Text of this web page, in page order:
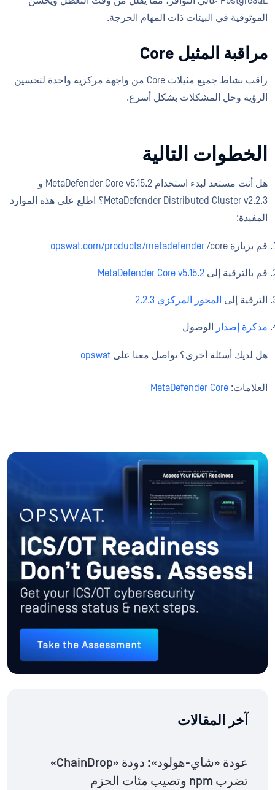
الموثوقية في البيئات ذات المهام الحرجة.
مراقبة المثيل Core
راقب نشاط جميع مثيلات Core من واجهة مركزية واحدة لتحسين
الرؤية وحل المشكلات بشكل أسرع.
الخطوات التالية
هل أنت مستعد لبدء استخدام MetaDefender Core v5.15.2 و
MetaDefender Distributed Cluster v2.2.3؟ اطلع على هذه الموارد
المفيدة:
قم بزيارة opswat.com/products/metadefender /core
قم بالترقية إلى MetaDefender Core v5.15.2
الترقية إلى المحور المركزي 2.2.3
مذكرة إصدار الوصول
هل لديك أسئلة أخرى؟ تواصل معنا على opswat
العلامات: MetaDefender Core
آخر المقالات
عودة «شاي-هولود»: دودة «ChainDrop»
تضرب npm وتصيب مئات الحزم